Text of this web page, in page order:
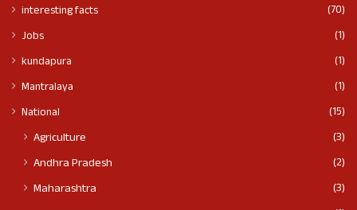
interesting facts
(70)
Jobs
(1)
kundapura
(1)
Mantralaya
(1)
National
(15)
Agriculture
(3)
Andhra Pradesh
(2)
Maharashtra
(3)